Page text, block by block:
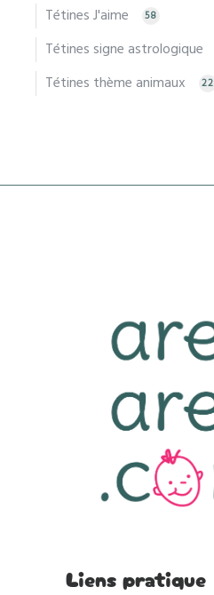
Tétines J'aime 58
Tétines signe astrologique
Tétines thème animaux 22
Liens pratique